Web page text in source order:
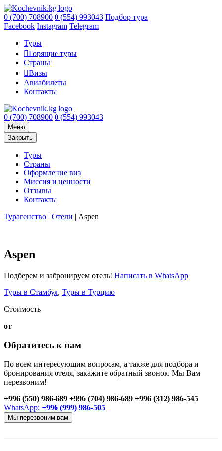
0 (700) 708900 0 (554) 993043 Подбор тура
Facebook Instagram Telegram
Туры
Горящие туры
Страны
Визы
Авиабилеты
Контакты
0 (700) 708900 0 (554) 993043
Меню
Закрыть
Туры
Страны
Оформление виз
Миссия и ценности
Отзывы
Контакты
Турагенство | Отели | Aspen
Aspen
Подберем и забронируем отель! Написать в WhatsApp
Туры в Стамбул, Туры в Турцию
Стоимость
от
Обратитесь к нам
По всем интересующим вопросам, а также для подбора и
бронирования отеля, закажите обратный звонок. Мы Вам
перезвоним!
+996 (550) 986-689 +996 (704) 986-689 +996 (312) 986-545
WhatsApp: +996 (999) 986-505
Мы перезвоним вам